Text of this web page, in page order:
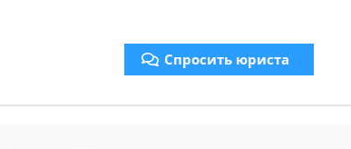
Спросить юриста